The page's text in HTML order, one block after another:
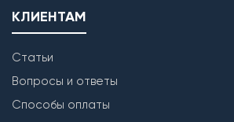
КЛИЕНТАМ
Статьи
Вопросы и ответы
Способы оплаты